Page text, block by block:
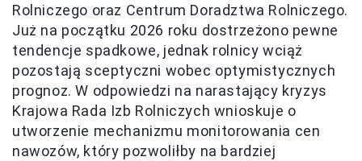
Rolniczego oraz Centrum Doradztwa Rolniczego.
Już na początku 2026 roku dostrzeżono pewne
tendencje spadkowe, jednak rolnicy wciąż
pozostają sceptyczni wobec optymistycznych
prognoz. W odpowiedzi na narastający kryzys
Krajowa Rada Izb Rolniczych wnioskuje o
utworzenie mechanizmu monitorowania cen
nawozów, który pozwoliłby na bardziej